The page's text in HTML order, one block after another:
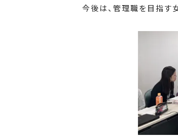
今後は、管理職を目指す